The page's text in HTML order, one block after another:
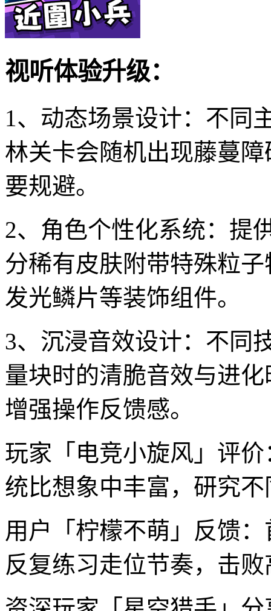
视听体验升级：
1、动态场景设计：不同
林关卡会随机出现藤蔓
要规避。
2、角色个性化系统：提
分稀有皮肤附带特殊粒
发光鳞片等装饰组件。
3、沉浸音效设计：不同
量块时的清脆音效与进
增强操作反馈感。
玩家「电竞小旋风」评
统比想象中丰富，研究
用户「柠檬不萌」反馈
反复练习走位节奏，击